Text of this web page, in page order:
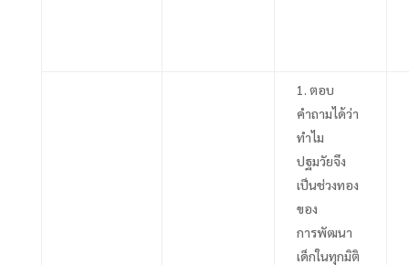
ตอบ
คำถามได้ว่า
ทำไม
ปฐมวัยจึง
เป็นช่วงทอง
ของ
การพัฒนา
เด็กในทุกมิติ